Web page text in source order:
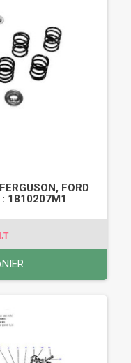
FORD
: 1810207M1